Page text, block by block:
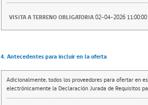
VISITA A TERRENO OBLIGATORIA02-04-2026 11:00:00
4. Antecedentes para incluir en la oferta
Adicionalmente, todos los proveedores para ofertar en
electrónicamente la Declaración Jurada de Requisitos